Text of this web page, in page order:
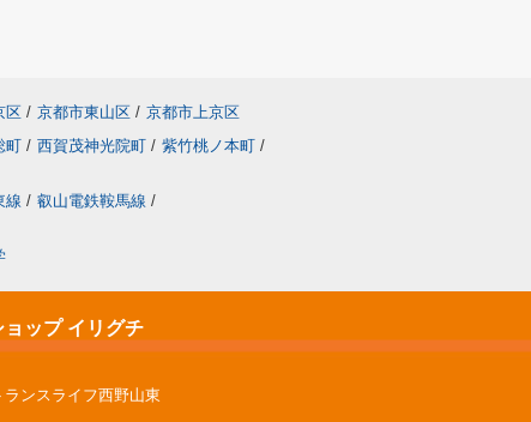
区 / 京都市東山区 / 京都市上京区
町 / 西賀茂神光院町 / 紫竹桃ノ本町 /
線 / 叡山電鉄鞍馬線 /
ップ イリグチ
ンスライフ西野山東